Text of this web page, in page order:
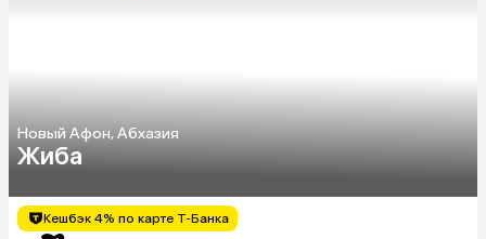
Новый Афон, Абхазия
Жиба
Кешбэк 4% по карте Т-Банка